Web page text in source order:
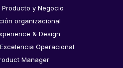
Producto y Negocio
organizacional
& Design
Operacional
Manager